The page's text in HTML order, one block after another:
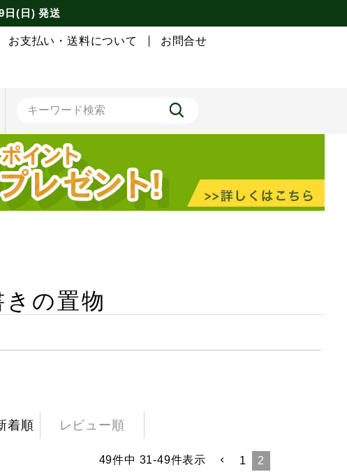
日(日) 発送
お支払い・送料について お問合せ
の置物
着順 レビュー順
49件中 31-49件表示 1 2